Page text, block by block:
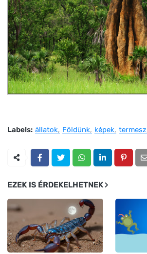
Labels: állatok Földünk képek termesz
EZEK IS ÉRDEKELHETNEK